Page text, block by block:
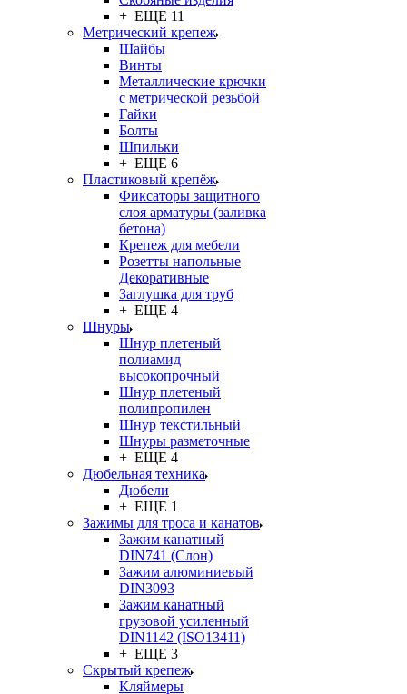
+ ЕЩЕ 11
Метрический крепеж
Шайбы
Винты
Металлические крючки
с метрической резьбой
Гайки
Болты
Шпильки
+ ЕЩЕ 6
Пластиковый крепёж
Фиксаторы защитного
слоя арматуры (заливка
бетона)
Крепеж для мебели
Розетты напольные
Декоративные
Заглушка для труб
+ ЕЩЕ 4
Шнуры
Шнур плетеный
полиамид
высокопрочный
Шнур плетеный
полипропилен
Шнур текстильный
Шнуры разметочные
+ ЕЩЕ 4
Дюбельная техника
Дюбели
+ ЕЩЕ 1
Зажимы для троса и канатов
Зажим канатный
DIN741 (Cлон)
Зажим алюминиевый
DIN3093
Зажим канатный
грузовой усиленный
DIN1142 (ISO13411)
+ ЕЩЕ 3
Скрытый крепеж
Кляймеры